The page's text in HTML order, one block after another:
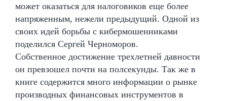
может оказаться для налоговиков еще более
напряженным, нежели предыдущий. Одной из
своих идей борьбы с кибермошенниками
поделился Сергей Черноморов.
Собственное достижение трехлетней давности
он превзошел почти на полсекунды. Так же в
книге содержится много информации о рынке
производных финансовых инструментов в